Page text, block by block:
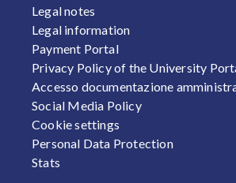
Legal notes
Legal information
Payment Portal
Privacy Policy of the University
Accesso documentazione
Social Media Policy
Cookie settings
Personal Data Protection
Stats